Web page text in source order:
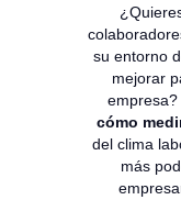
su entorno
mejorar
empresa?
cómo
del clima
más